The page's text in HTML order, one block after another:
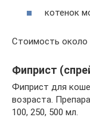
котенок
Стоимость около
Фиприст
Фиприст для
возраста.
100, 250, 500 мл.